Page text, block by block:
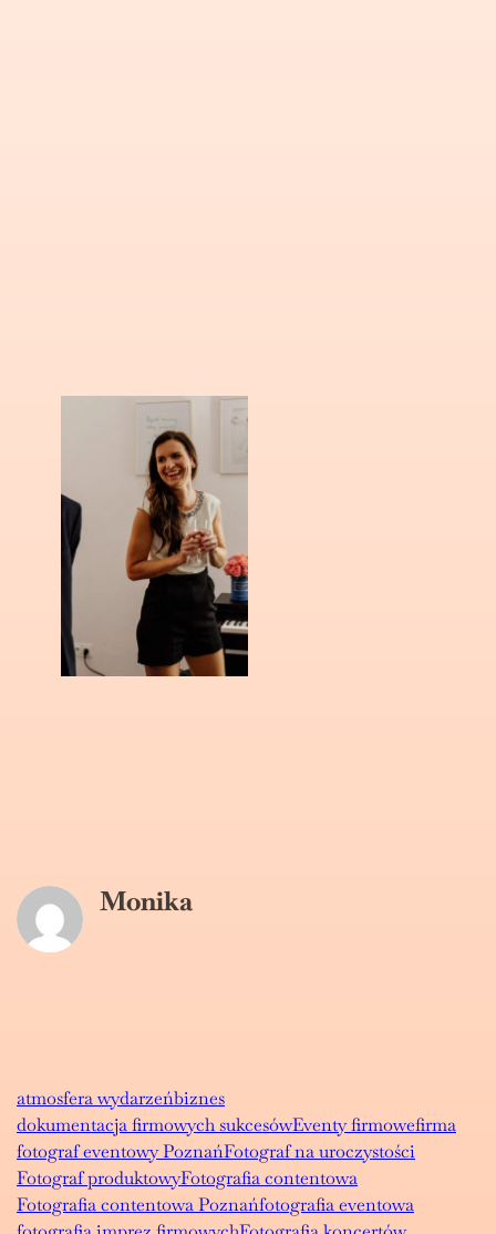
Monika
atmosfera wydarzeńbiznes
dokumentacja firmowych sukcesówEventy firmowefirma
fotograf eventowy PoznańFotograf na uroczystości
Fotograf produktowyFotografia contentowa
Fotografia contentowa Poznańfotografia eventowa